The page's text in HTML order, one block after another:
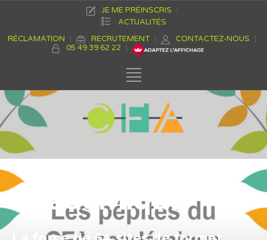
JE ME PRÉINSCRIS
ACTUALITÉS
RÉCLAMATION
RECRUTEMENT
CONTACTEZ-NOUS
05 49 39 62 22
CFA
Académique
La force